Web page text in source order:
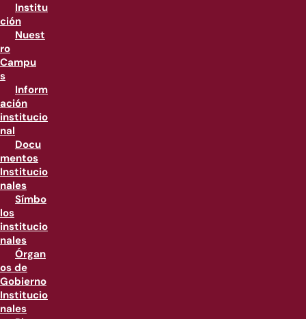
Institu
ción
Nuest
ro
Campu
s
Inform
ación
institucio
nal
Docu
mentos
Institucio
nales
Símbo
los
institucio
nales
Órgan
os de
Gobierno
Institucio
nales